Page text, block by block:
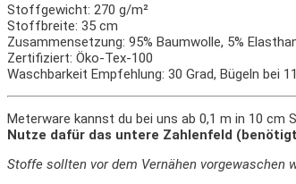
Stoffgewicht: 270 g/m²
Stoffbreite: 35 cm
Zusammensetzung: 95% Baumwolle, 5%
Zertifiziert: Öko-Tex-100
Waschbarkeit Empfehlung: 30 Grad, Bügeln bei
Meterware kannst du bei uns ab 0,1 m in 10 cm
Nutze dafür das untere Zahlenfeld
Stoffe sollten vor dem Vernähen vorgewaschen